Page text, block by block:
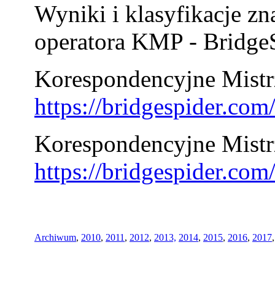
Wyniki i klasyfikacje
operatora KMP -
Korespondencyjne
https://
Korespondencyjne
https://
Archiwum, 2010, 2011 , 2012, 2013, 2014, 2015, 2016, 2017